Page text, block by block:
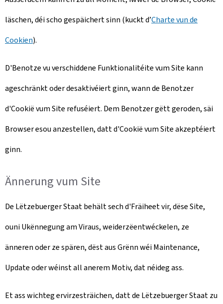
läschen, déi scho gespäichert sinn (kuckt d’Charte vun de
Cookien).
D'Benotze vu verschiddene Funktionalitéite vum Site kann
ageschränkt oder desaktivéiert ginn, wann de Benotzer
d'Cookië vum Site refuséiert. Dem Benotzer gëtt geroden, säi
Browser esou anzestellen, datt d'Cookië vum Site akzeptéiert
ginn.
Ännerung vum Site
De Lëtzebuerger Staat behält sech d'Fräiheet vir, dëse Site,
ouni Ukënnegung am Viraus, weiderzëentwéckelen, ze
änneren oder ze spären, dëst aus Grënn wéi Maintenance,
Update oder wéinst all anerem Motiv, dat néideg ass.
Et ass wichteg ervirzesträichen, datt de Lëtzebuerger Staat zu